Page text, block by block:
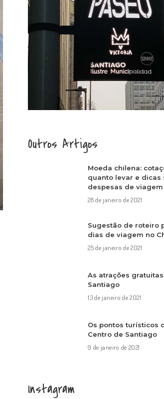
Outros Artigos
Moeda chilena:
quanto levar e dicas
despesas de viagem
28 de janeiro de 2021
Sugestão de roteiro
dias de viagem no
25 de janeiro de 2021
As atrações
Santiago
13 de janeiro de 2021
Os pontos turísticos
Centro de Santiago
9 de janeiro de 2021
Instagram